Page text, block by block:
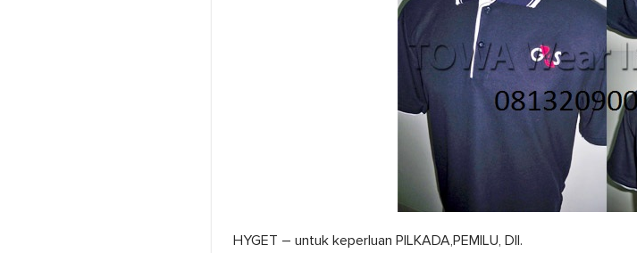
HYGET – untuk keperluan PILKADA,PEMILU, Dll.